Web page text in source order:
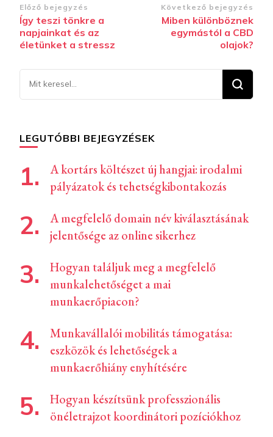
Bejegyzések
navigációja
Előző bejegyzés
Így teszi tönkre a
napjainkat és az
életünket a stressz
Következő bejegyzés
Miben különböznek
egymástól a CBD
olajok?
LEGUTÓBBI BEJEGYZÉSEK
A kortárs költészet új hangjai: irodalmi
pályázatok és tehetségkibontakozás
A megfelelő domain név kiválasztásának
jelentősége az online sikerhez
Hogyan találjuk meg a megfelelő
munkalehetőséget a mai
munkaerőpiacon?
Munkavállalói mobilitás támogatása:
eszközök és lehetőségek a
munkaerőhiány enyhítésére
Hogyan készítsünk professzionális
önéletrajzot koordinátori pozíciókhoz